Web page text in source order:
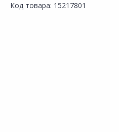
Избранное
Код товара: 15217801